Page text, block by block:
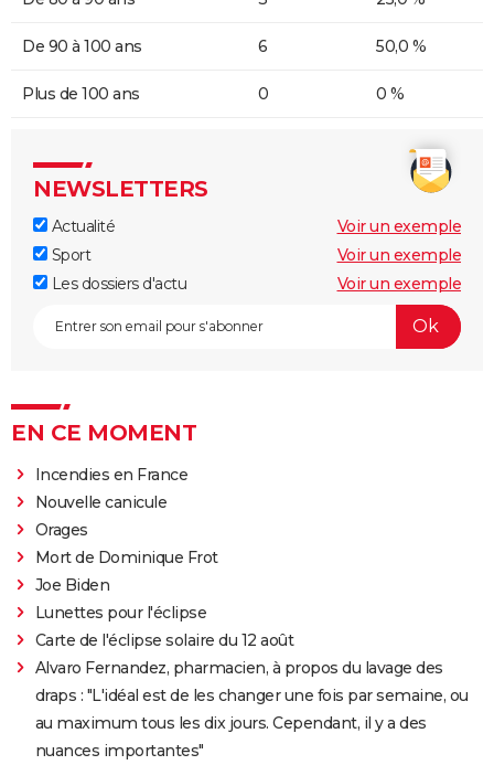
De 90 à 100 ans 6 50,0 %
Plus de 100 ans 0 0 %
NEWSLETTERS
Actualité
Voir un exemple
Sport
Voir un exemple
Les dossiers d'actu
Voir un exemple
EN CE MOMENT
Incendies en France
Nouvelle canicule
Orages
Mort de Dominique Frot
Joe Biden
Lunettes pour l'éclipse
Carte de l'éclipse solaire du 12 août
Alvaro Fernandez, pharmacien, à propos du lavage des
draps : "L'idéal est de les changer une fois par semaine, ou
au maximum tous les dix jours. Cependant, il y a des
nuances importantes"